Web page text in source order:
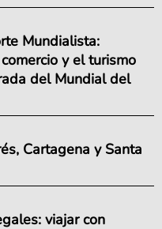
Mundialista:
y el turismo
del Mundial del
Cartagena y Santa
viajar con